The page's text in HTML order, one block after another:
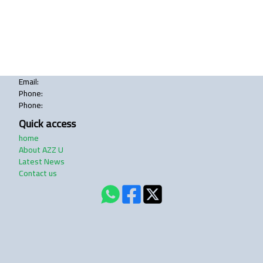
Email:
Phone:
Phone:
Quick access
home
About AZZ U
Latest News
Contact us